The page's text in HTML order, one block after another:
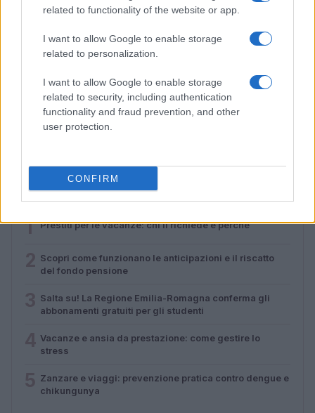
related to functionality of the website or app.
I want to allow Google to enable storage
related to personalization.
I want to allow Google to enable storage
related to security, including authentication
functionality and fraud prevention, and other
user protection.
CONFIRM
Salta su! La Regione Emilia-Romagna conferma gli
abbonamenti gratuiti per gli studenti
Beatrice Beretta · 5 Ago 2026
PIÙ LETTI
1 Prestiti per le vacanze: chi li richiede e perché
Scopri come funzionano le anticipazioni e il riscatto
del fondo pensione
Salta su! La Regione Emilia-Romagna conferma gli
abbonamenti gratuiti per gli studenti
Vacanze e ansia da prestazione: come gestire lo
stress
Zanzare e viaggi: prevenzione pratica contro dengue e
chikungunya